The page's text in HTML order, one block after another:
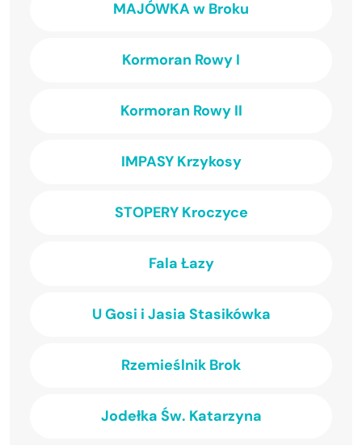
MAJÓWKA w Broku
Kormoran Rowy I
Kormoran Rowy II
IMPASY Krzykosy
STOPERY Kroczyce
Fala Łazy
U Gosi i Jasia Stasikówka
Rzemieślnik Brok
Jodełka Św. Katarzyna